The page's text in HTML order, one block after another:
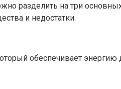
разделить на три
и недостатки.
обеспечивает